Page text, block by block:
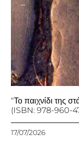
“Το παιχνίδι της
(ISBN: 978-960-
17/07/2026